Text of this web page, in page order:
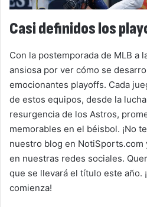
Casi definidos los
Con la postemporada de MLB a
ansiosa por ver cómo se
emocionantes playoffs. Cada
de estos equipos, desde la
resurgencia de los Astros,
memorables en el béisbol. ¡No
nuestro blog en
en nuestras redes sociales.
que se llevará el título este año.
comienza!